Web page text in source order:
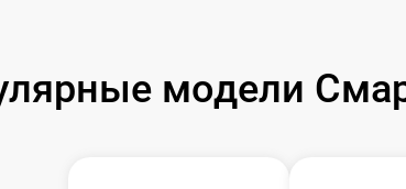
модели